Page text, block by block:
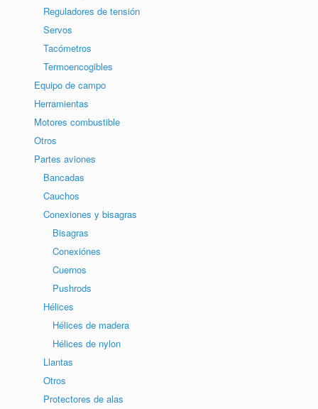
Reguladores de tensión
Servos
Tacómetros
Termoencogibles
Equipo de campo
Herramientas
Motores combustible
Otros
Partes aviones
Bancadas
Cauchos
Conexiones y bisagras
Bisagras
Conexiónes
Cuernos
Pushrods
Hélices
Hélices de madera
Hélices de nylon
Llantas
Otros
Protectores de alas